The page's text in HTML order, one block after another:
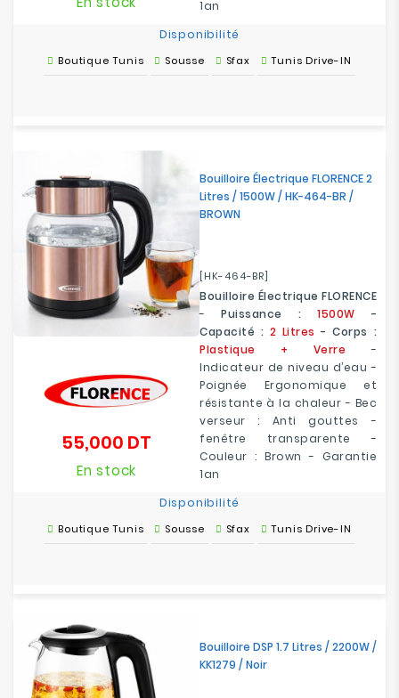
1an
Disponibilité
Boutique Tunis Sousse Sfax Tunis Drive-IN
Bouilloire Électrique FLORENCE 2
Litres / 1500W / HK-464-BR /
BROWN
[HK-464-BR]
Bouilloire Électrique FLORENCE
- Puissance :1500W -
Capacité : 2 Litres - Corps :
Plastique + Verre -
Indicateur de niveau d’eau -
Poignée Ergonomique et
résistante à la chaleur - Bec
verseur : Anti gouttes -
fenêtre transparente -
Couleur : Brown - Garantie
1an
55,000 DT
En stock
Disponibilité
Boutique Tunis Sousse Sfax Tunis Drive-IN
Bouilloire DSP 1.7 Litres / 2200W /
KK1279 / Noir